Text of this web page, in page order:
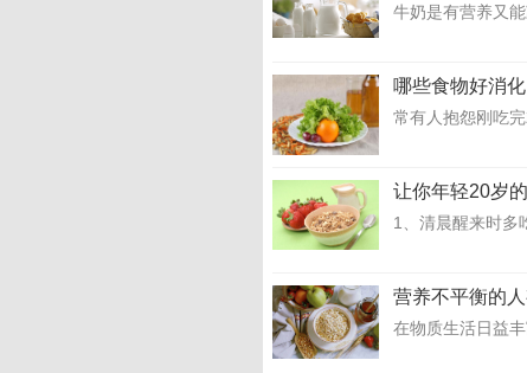
牛奶是有营养又
哪些食物好消化
常有人抱怨刚吃
让你年轻20岁
1、清晨醒来时
营养不平衡的
在物质生活日益